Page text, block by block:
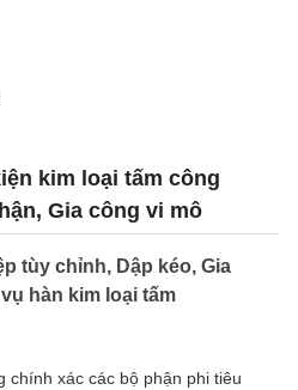
kim loại tấm công
Gia công vi mô
tùy chỉnh, Dập kéo, Gia
hàn kim loại tấm
chính xác các bộ phận phi tiêu